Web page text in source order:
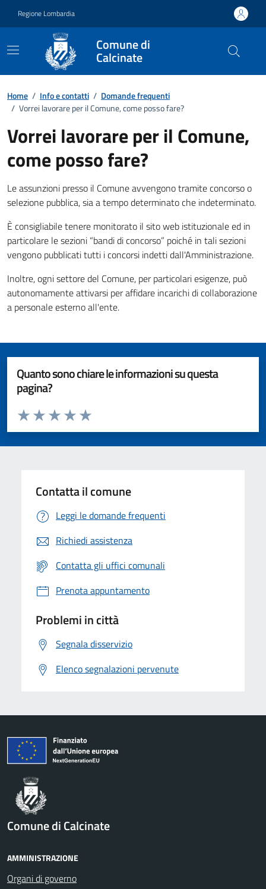
Regione Lombardia
Comune di
Calcinate
Dettagli FAQ
Home / Info e contatti / Domande frequenti
/ Vorrei lavorare per il Comune, come posso fare?
Vorrei lavorare per il Comune,
come posso fare?
Le assunzioni presso il Comune avvengono tramite concorso o
selezione pubblica, sia a tempo determinato che indeterminato.
È consigliabile tenere monitorato il sito web istituzionale ed in
particolare le sezioni “bandi di concorso” poiché in tali sezioni
vengono pubblicati tutti i concorsi indetti dall'Amministrazione.
Inoltre, ogni settore del Comune, per particolari esigenze, può
autonomamente attivarsi per affidare incarichi di collaborazione
a personale esterno all'ente.
Quanto sono chiare le informazioni su questa
pagina?
Valuta da 1 a 5 stelle la pagina
Valuta 5 stelle su 5
Valuta 4 stelle su 5
Valuta 3 stelle su 5
Valuta 2 stelle su 5
Valuta 1 stelle su 5
Contatta il comune
Leggi le domande frequenti
Richiedi assistenza
Contatta gli uffici comunali
Prenota appuntamento
Problemi in città
Segnala disservizio
Elenco segnalazioni pervenute
Comune di Calcinate
AMMINISTRAZIONE
Organi di governo